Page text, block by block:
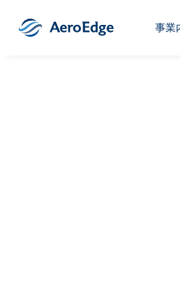
事業